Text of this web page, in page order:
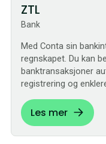
ZTL
Bank
Med Conta sin
regnskapet. Du kan
banktransaksjoner
registrering og
Les mer